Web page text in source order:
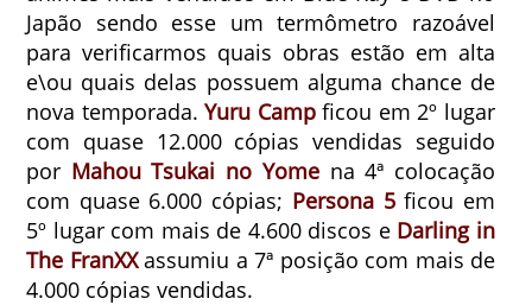
Japão sendo esse um termômetro razoável
para verificarmos quais obras estão em alta
e\ou quais delas possuem alguma chance de
nova temporada. Yuru Campficou em 2º lugar
com quase 12.000 cópias vendidas seguido
por Mahou Tsukai no Yomena 4ª colocação
com quase 6.000 cópias; Persona 5ficou em
5º lugar com mais de 4.600 discos e Darling in
The FranXXassumiu a 7ª posição com mais de
4.000 cópias vendidas.